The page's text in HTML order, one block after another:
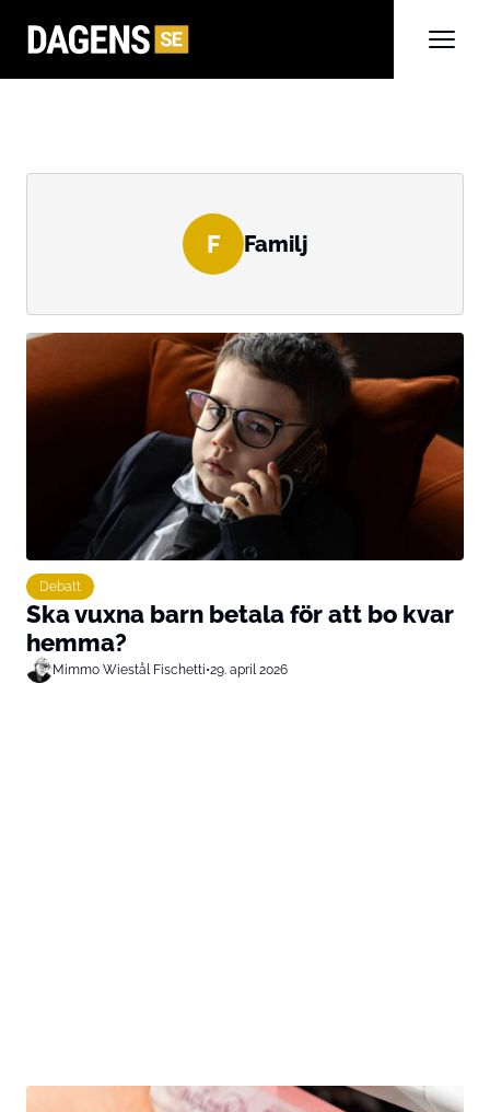
F Familj
Debatt
Ska vuxna barn betala för att bo kvar
hemma?
Mimmo Wiestål Fischetti•29. april 2026